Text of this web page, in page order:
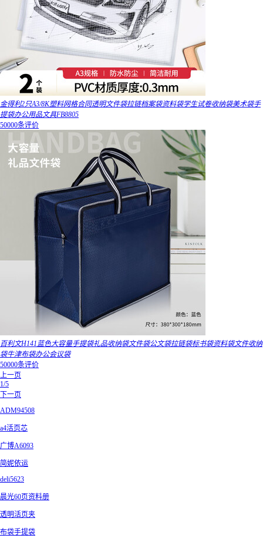
金得利2只A3/8K塑料网格合同透明文件袋拉链档案袋资料袋学生试卷收纳袋美术袋手
提袋办公用品文具FB8805
50000条评价
百利文H141蓝色大容量手提袋礼品收纳袋文件袋公文袋拉链袋标书袋资料袋文件收纳
袋牛津布袋办公会议袋
50000条评价
上一页
1/5
下一页
ADM94508
a4活页芯
广博A6093
简妮依运
deli5623
晨光60页资料册
透明活页夹
布袋手提袋